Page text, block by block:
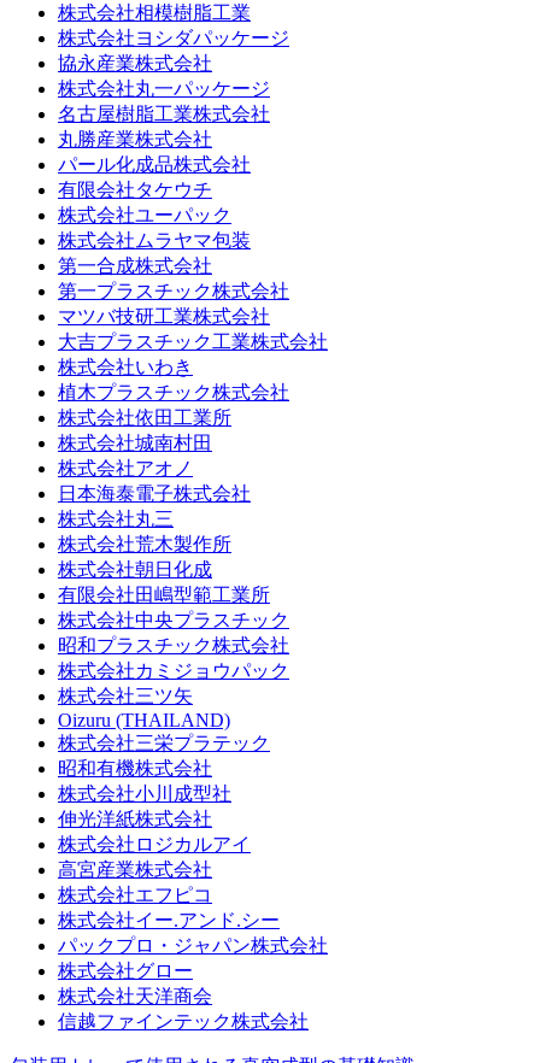
株式会社相模樹脂工業
株式会社ヨシダパッケージ
協永産業株式会社
株式会社丸一パッケージ
名古屋樹脂工業株式会社
丸勝産業株式会社
パール化成品株式会社
有限会社タケウチ
株式会社ユーパック
株式会社ムラヤマ包装
第一合成株式会社
第一プラスチック株式会社
マツバ技研工業株式会社
大吉プラスチック工業株式会社
株式会社いわき
植木プラスチック株式会社
株式会社依田工業所
株式会社城南村田
株式会社アオノ
日本海泰電子株式会社
株式会社丸三
株式会社荒木製作所
株式会社朝日化成
有限会社田嶋型範工業所
株式会社中央プラスチック
昭和プラスチック株式会社
株式会社カミジョウパック
株式会社三ツ矢
Oizuru (THAILAND)
株式会社三栄プラテック
昭和有機株式会社
株式会社小川成型社
伸光洋紙株式会社
株式会社ロジカルアイ
高宮産業株式会社
株式会社エフピコ
株式会社イー.アンド.シー
パックプロ・ジャパン株式会社
株式会社グロー
株式会社天洋商会
信越ファインテック株式会社